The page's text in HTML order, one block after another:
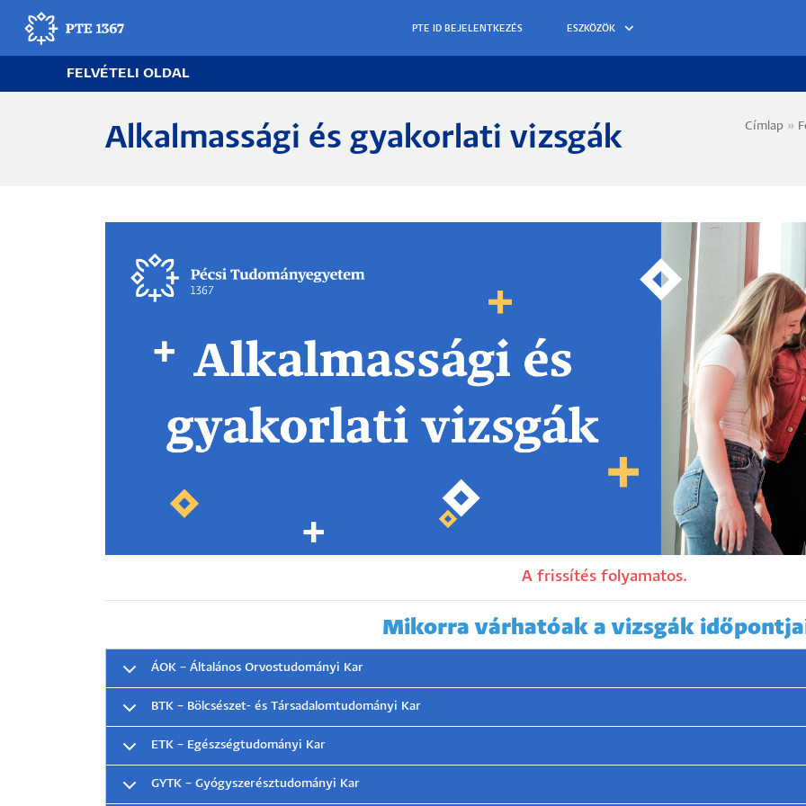
tartalomra
ESZKÖZÖK
Felvételi információk
FELVÉTELI OLDAL
Alkalmassági és gyakorlati vizsgák Címlap
A frissítés folyamatos.
Mikorra várhatóak a vizsgák
ÁOK – Általános Orvostudományi Kar
BTK – Bölcsészet- és Társadalomtudományi Kar
ETK – Egészségtudományi Kar
GYTK – Gyógyszerésztudományi Kar